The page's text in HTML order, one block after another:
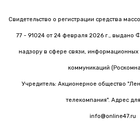
Свидетельство о регистрации средства
77 - 91024 от 24 февраля 2026 г., выдано
надзору в сфере связи, информационных
коммуникаций
Учредитель: Акционерное общество
телекомпания". Адрес
info@online47.ru